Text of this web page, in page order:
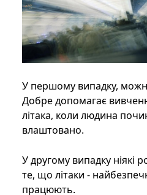
У першому випадку,
Добре допомагає
літака, коли людина
влаштовано.
У другому випадку ніякі
те, що літаки -
працюють.